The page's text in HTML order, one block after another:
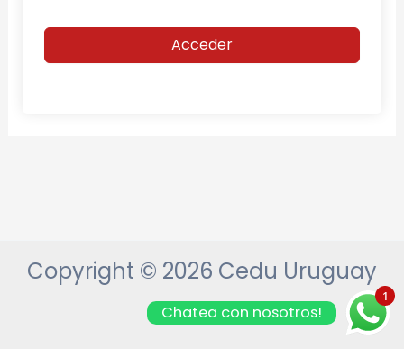
Acceder
Copyright © 2026 Cedu Uruguay
1
Chatea con nosotros!